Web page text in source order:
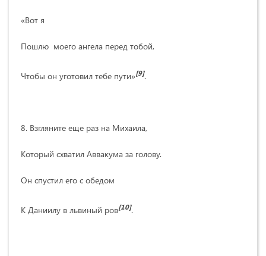
«Вот я
Пошлю моего ангела перед тобой,
Чтобы он уготовил тебе пути»[9].
8. Взгляните еще раз на Михаила,
Который схватил Аввакума за голову.
Он спустил его с обедом
К Даниилу в львиный ров[10].